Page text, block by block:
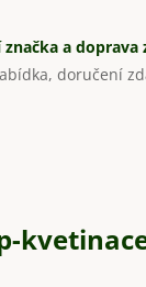
značka a doprava
doručení